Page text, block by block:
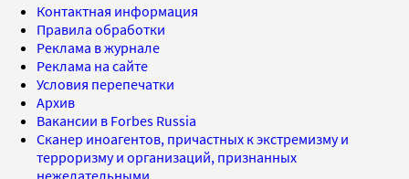
Контактная информация
Правила обработки
Реклама в журнале
Реклама на сайте
Условия перепечатки
Архив
Вакансии в Forbes Russia
Сканер иноагентов, причастных к экстремизму и
терроризму и организаций, признанных
нежелательными